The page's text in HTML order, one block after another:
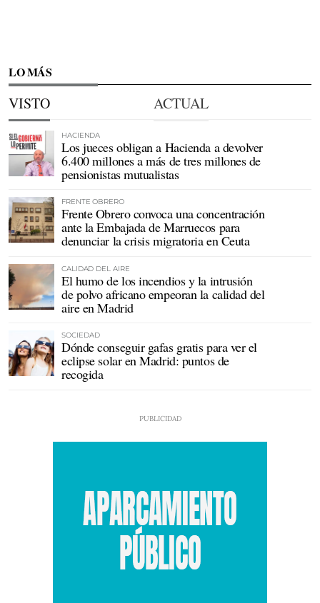
LO MÁS
VISTO ACTUAL
HACIENDA
Los jueces obligan a Hacienda a devolver
6.400 millones a más de tres millones de
pensionistas mutualistas
FRENTE OBRERO
Frente Obrero convoca una concentración
ante la Embajada de Marruecos para
denunciar la crisis migratoria en Ceuta
CALIDAD DEL AIRE
El humo de los incendios y la intrusión
de polvo africano empeoran la calidad del
aire en Madrid
SOCIEDAD
Dónde conseguir gafas gratis para ver el
eclipse solar en Madrid: puntos de
recogida